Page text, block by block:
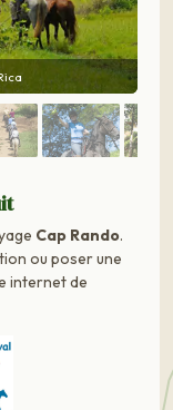
Cap Rando.
ou poser une
internet de